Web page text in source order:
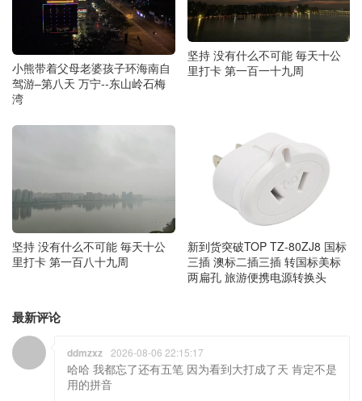
小熊带着父母老婆孩子环海南自
驾游–第八天 万宁--东山岭石梅
湾
坚持 没有什么不可能 毎天十公
里打卡 第一百一十九周
坚持 没有什么不可能 毎天十公
里打卡 第一百八十九周
新到货突破TOP TZ-80ZJ8 国标
三插 澳标二插三插 转国标美标
两扁孔 旅游便携电源转换头
最新评论
ddmzxz 2026-08-06 22:15:17
哈哈 我都忘了还有五笔 因为看到大打成了天 肯定不是
用的拼音